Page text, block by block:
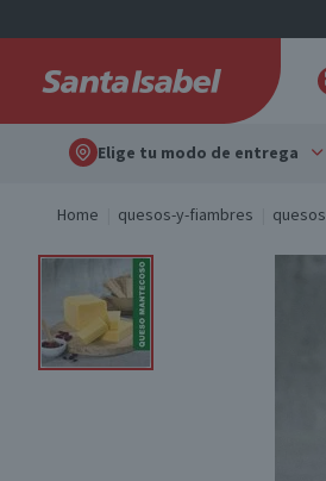
Elige tu modo de entrega
Home quesos-y-fiambres quesos